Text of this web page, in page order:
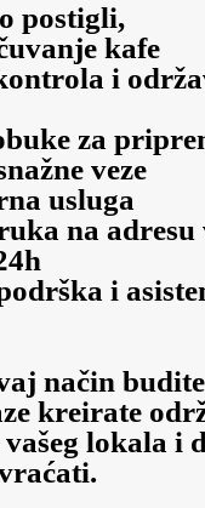
postigli,
kafe
i
za
veze
usluga
na adresu
i
način
kreirate
lokala i